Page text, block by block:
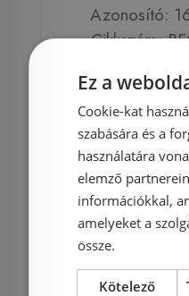
Azonosító:
Cikkszám:
15 500 Ft 13
Raktáron
Ez a
Cookie-kat
szabására és a
használatára
elemző
információkkal,
amelyeket a
össze.
Kötelező